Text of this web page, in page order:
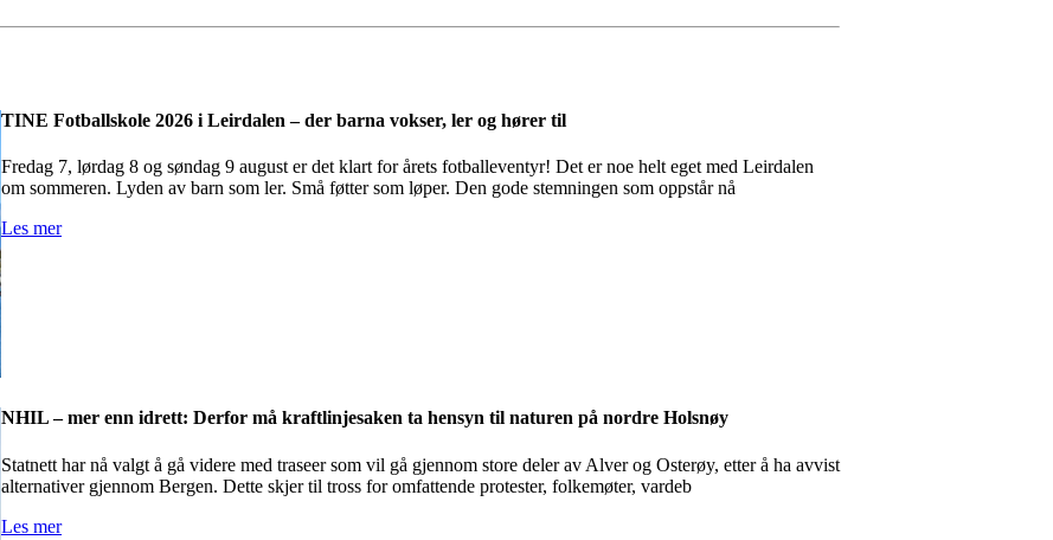
TINE Fotballskole 2026 i Leirdalen – der barna vokser, ler og hører til
Fredag 7, lørdag 8 og søndag 9 august er det klart for årets fotballeventyr! Det er noe helt eget med Leirdalen
om sommeren. Lyden av barn som ler. Små føtter som løper. Den gode stemningen som oppstår nå
Les mer
NHIL – mer enn idrett: Derfor må kraftlinjesaken ta hensyn til naturen på nordre Holsnøy
Statnett har nå valgt å gå videre med traseer som vil gå gjennom store deler av Alver og Osterøy, etter å ha avvist
alternativer gjennom Bergen. Dette skjer til tross for omfattende protester, folkemøter, vardeb
Les mer